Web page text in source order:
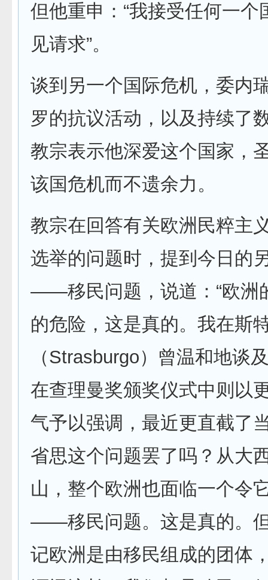
但他重申：“我接受任何一个
见请求”。
谈到另一个国际危机，委内
罗的抗议活动，以及持续了
教宗表示他深爱这个国家，
该国危机而不遗余力。
教宗在回答有关欧洲民粹主
选举的问题时，提到今日的
——移民问题，说道：“欧洲
的危险，这是真的。我在斯
（Strasburgo）曾温和地谈
在查理曼奖颁奖仪式中则以
气予以强调，最近更直截了
省思这个问题罢了吗？从大
山，整个欧洲也面临一个令
——移民问题。这是真的。
记欧洲是由移民组成的团体